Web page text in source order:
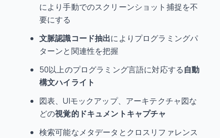
により手動でのスクリーンショット捕捉を不
要にする
文脈認識コード抽出によりプログラミングパ
ターンと関連性を把握
50以上のプログラミング言語に対応する自動
構文ハイライト
図表、UIモックアップ、アーキテクチャ図な
どの視覚的ドキュメントキャプチャ
検索可能なメタデータとクロスリファレンス